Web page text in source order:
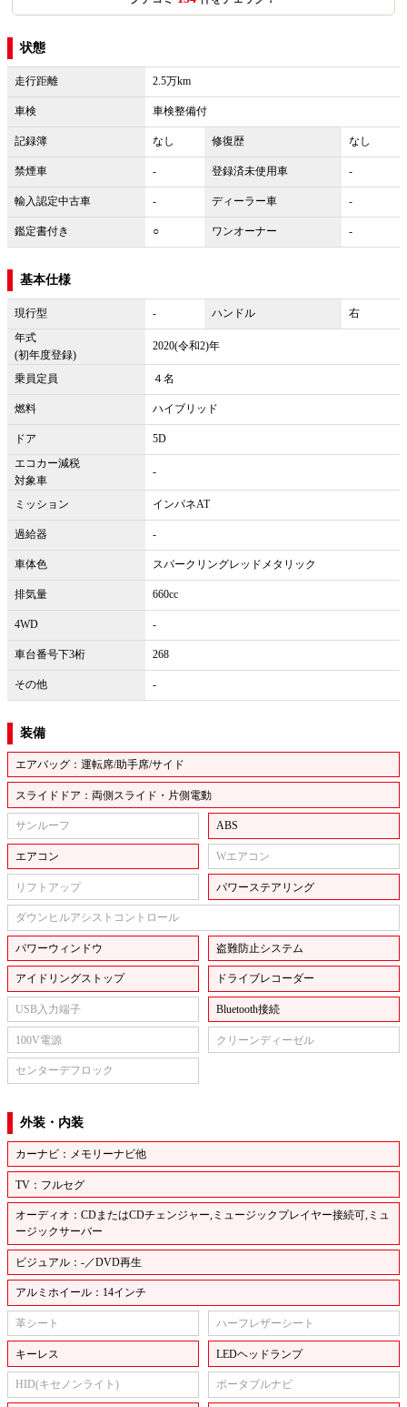
状態
走行距離 2.5万km
車検 車検整備付
記録簿 なし 修復歴 なし
禁煙車 - 登録済未使用車 -
輸入認定中古車 - ディーラー車 -
鑑定書付き ○ ワンオーナー -
基本仕様
現行型 - ハンドル
右
年式
(初年度登録)
2020(令和2)年
乗員定員 ４名
燃料 ハイブリッド
ドア
5D
エコカー減税
対象車
-
ミッション インパネAT
過給器 -
車体色 スパークリングレッドメタリック
排気量 660cc
4WD -
車台番号下3桁 268
その他 -
装備
エアバッグ：運転席/助手席/サイド
スライドドア：両側スライド・片側電動
サンルーフ ABS
エアコン Wエアコン
リフトアップ パワーステアリング
ダウンヒルアシストコントロール
パワーウィンドウ 盗難防止システム
アイドリングストップ ドライブレコーダー
USB入力端子 Bluetooth接続
100V電源 クリーンディーゼル
センターデフロック
外装・内装
カーナビ：メモリーナビ他
TV：フルセグ
オーディオ：CDまたはCDチェンジャー,ミュージックプレイヤー接続可,ミュ
ージックサーバー
ビジュアル：-／DVD再生
アルミホイール：14インチ
革シート ハーフレザーシート
キーレス LEDヘッドランプ
HID(キセノンライト) ポータブルナビ